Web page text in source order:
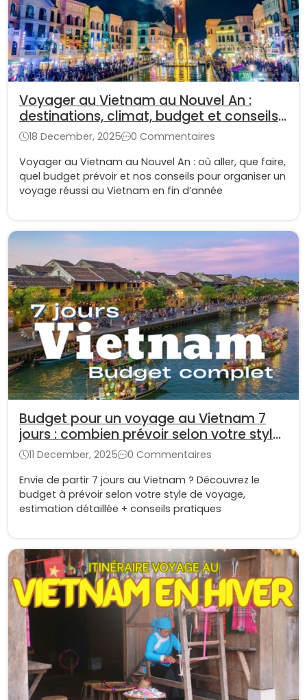
Voyager au Vietnam au Nouvel An :
destinations, climat, budget et conseils
pratiques
18 December, 2025
0 Commentaires
Voyager au Vietnam au Nouvel An : où aller, que faire,
quel budget prévoir et nos conseils pour organiser un
voyage réussi au Vietnam en fin d’année
Budget pour un voyage au Vietnam 7
jours : combien prévoir selon votre style
de voyage ?
11 December, 2025
0 Commentaires
Envie de partir 7 jours au Vietnam ? Découvrez le
budget à prévoir selon votre style de voyage,
estimation détaillée + conseils pratiques